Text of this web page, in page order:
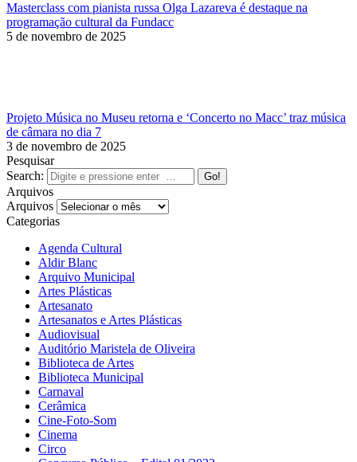
Masterclass com pianista russa Olga Lazareva é destaque na
programação cultural da Fundacc
5 de novembro de 2025
Projeto Música no Museu retorna e ‘Concerto no Macc’ traz música
de câmara no dia 7
3 de novembro de 2025
Pesquisar
Search:
Arquivos
Arquivos
Categorias
Agenda Cultural
Aldir Blanc
Arquivo Municipal
Artes Plásticas
Artesanato
Artesanatos e Artes Plásticas
Audiovisual
Auditório Maristela de Oliveira
Biblioteca de Artes
Biblioteca Municipal
Carnaval
Cerâmica
Cine-Foto-Som
Cinema
Circo